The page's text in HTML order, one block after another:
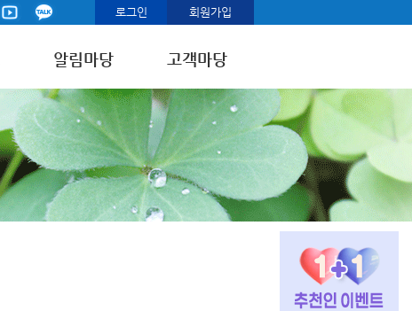
로그인 회원가입
알림마당 고객마당